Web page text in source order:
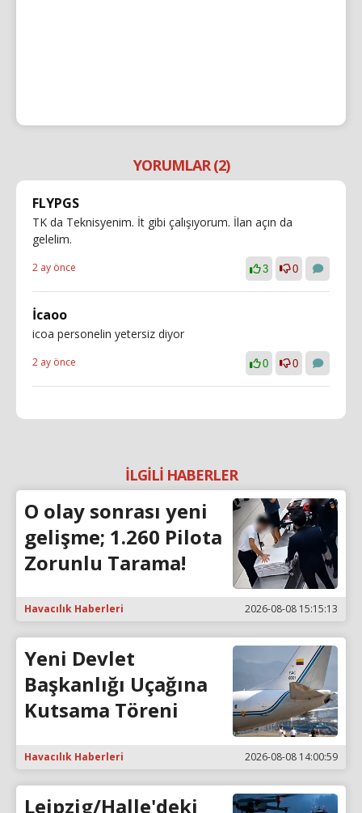
YORUMLAR (2)
FLYPGS
TK da Teknisyenim. İt gibi çalışıyorum. İlan açın da
gelelim.
2 ay önce 3 0
İcaoo
icoa personelin yetersiz diyor
2 ay önce 0 0
İLGİLİ HABERLER
O olay sonrası yeni
gelişme; 1.260 Pilota
Zorunlu Tarama!
Havacılık Haberleri 2026-08-08 15:15:13
Yeni Devlet
Başkanlığı Uçağına
Kutsama Töreni
Havacılık Haberleri 2026-08-08 14:00:59
Leipzig/Halle'deki